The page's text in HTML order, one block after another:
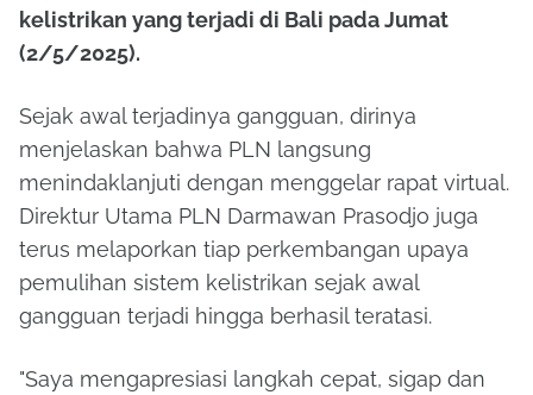
kelistrikan yang terjadi di Bali pada Jumat
(2/5/2025).
Sejak awal terjadinya gangguan, dirinya
menjelaskan bahwa PLN langsung
menindaklanjuti dengan menggelar rapat virtual.
Direktur Utama PLN Darmawan Prasodjo juga
terus melaporkan tiap perkembangan upaya
pemulihan sistem kelistrikan sejak awal
gangguan terjadi hingga berhasil teratasi.
"Saya mengapresiasi langkah cepat, sigap dan